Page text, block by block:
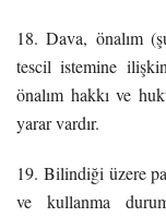
18. Dava, önalım
tescil istemine
önalım hakkı ve
yarar vardır.
19. Bilindiği üzere
ve kullanma